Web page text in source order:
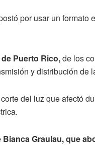
por usar un
Puerto Rico,de los
y distribución de
del luz que afectó
Graulau, que